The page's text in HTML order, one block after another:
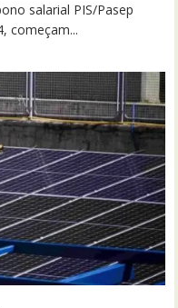
salarial PIS/Pasep
começam...